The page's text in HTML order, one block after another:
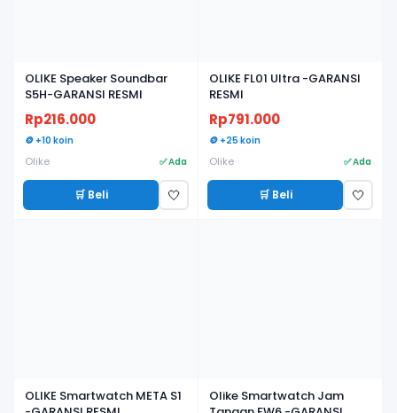
OLIKE Speaker Soundbar
S5H-GARANSI RESMI
Rp216.000
🪙 +10 koin
Olike ✅ Ada
🛒 Beli 🤍
OLIKE FL01 Ultra -GARANSI
RESMI
Rp791.000
🪙 +25 koin
Olike ✅ Ada
🛒 Beli 🤍
OLIKE Smartwatch META S1
Olike Smartwatch Jam